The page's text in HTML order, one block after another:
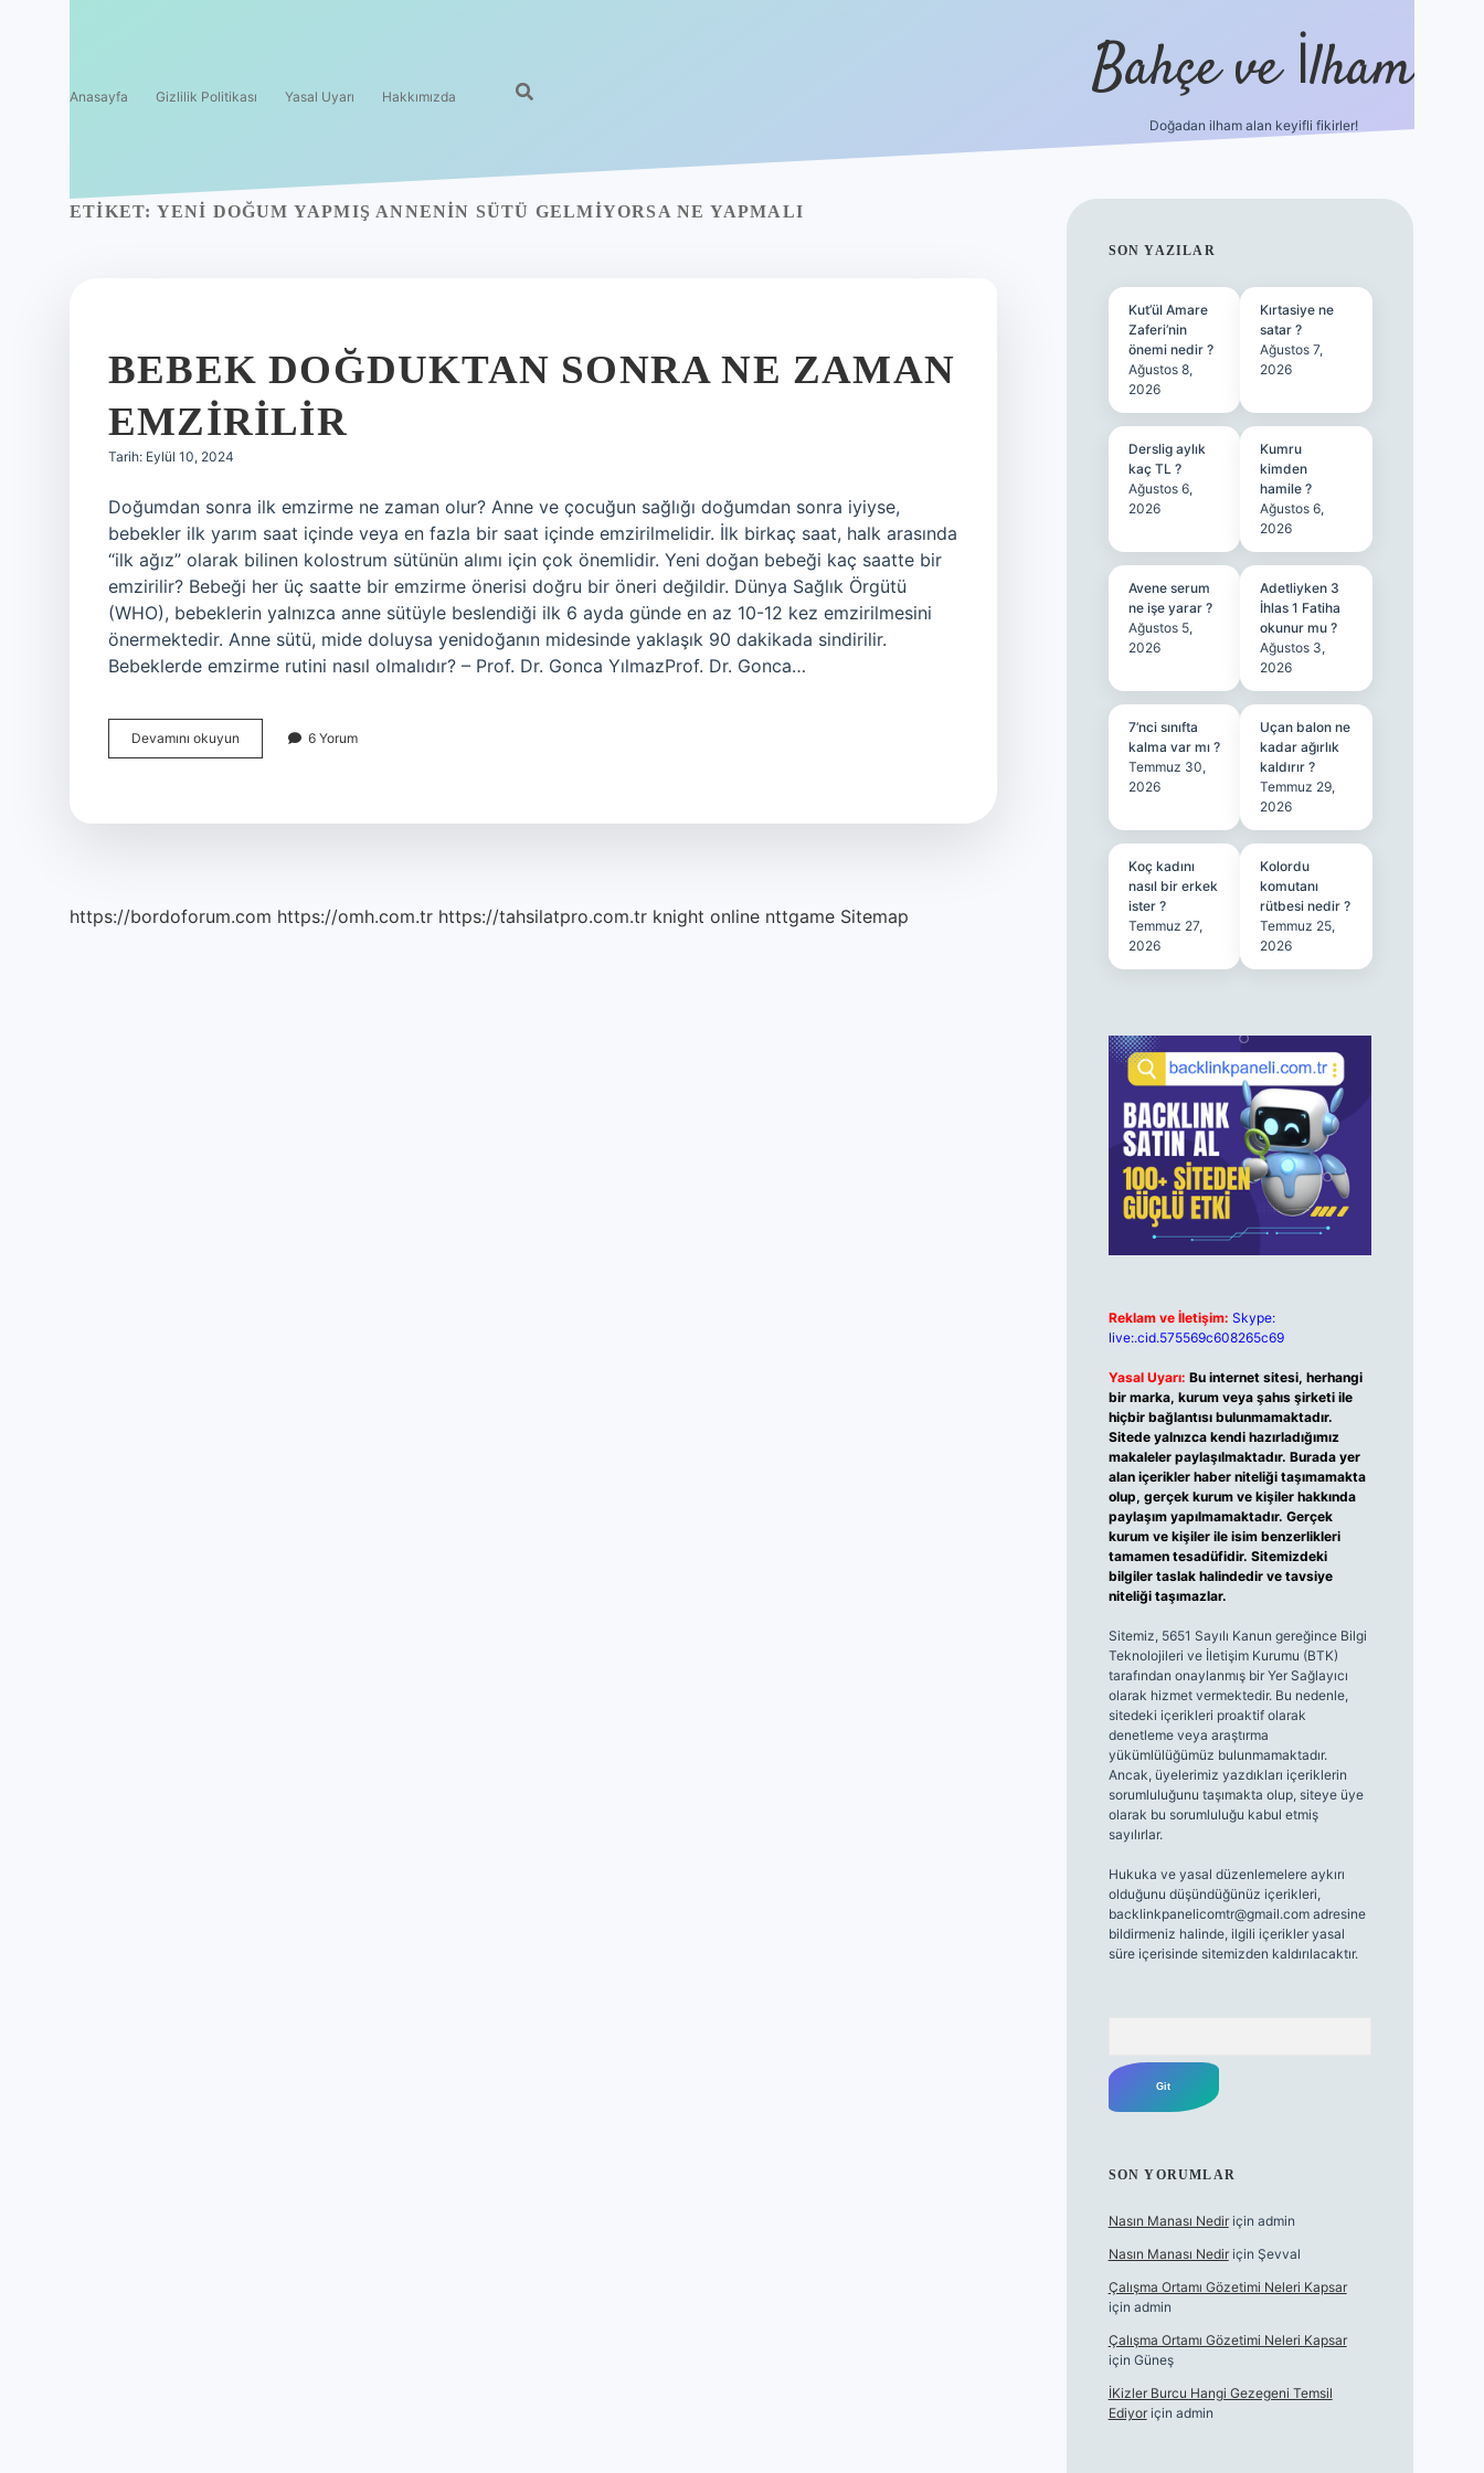
Anasayfa Gizlilik Politikası Yasal Uyarı Hakkımızda Bahçe ve İlham
Doğadan ilham alan keyifli fikirler!
ETIKET: YENI DOĞUM YAPMIŞ ANNENIN SÜTÜ GELMIYORSA NE YAPMALI
BEBEK DOĞDUKTAN SONRA NE ZAMAN
EMZIRILIR
Tarih: Eylül 10, 2024
Doğumdan sonra ilk emzirme ne zaman olur? Anne ve çocuğun sağlığı doğumdan sonra iyiyse,
bebekler ilk yarım saat içinde veya en fazla bir saat içinde emzirilmelidir. İlk birkaç saat, halk arasında
“ilk ağız” olarak bilinen kolostrum sütünün alımı için çok önemlidir. Yeni doğan bebeği kaç saatte bir
emzirilir? Bebeği her üç saatte bir emzirme önerisi doğru bir öneri değildir. Dünya Sağlık Örgütü
(WHO), bebeklerin yalnızca anne sütüyle beslendiği ilk 6 ayda günde en az 10-12 kez emzirilmesini
önermektedir. Anne sütü, mide doluysa yenidoğanın midesinde yaklaşık 90 dakikada sindirilir.
Bebeklerde emzirme rutini nasıl olmalıdır? – Prof. Dr. Gonca YılmazProf. Dr. Gonca…
Devamını okuyun
Doğduktan
6 Yorum
https://bordoforum.com https://omh.com.tr https://tahsilatpro.com.tr knight online nttgame Sitemap
SIDEBAR
SON YAZILAR
Kut’ül Amare
Zaferi’nin
önemi nedir ?
Ağustos 8,
2026
Kırtasiye ne
satar ?
Ağustos 7,
2026
Derslig aylık
kaç TL ?
Ağustos 6,
2026
Kumru
kimden
hamile ?
Ağustos 6,
2026
Avene serum
ne işe yarar ?
Ağustos 5,
2026
Adetliyken 3
İhlas 1 Fatiha
okunur mu ?
Ağustos 3,
2026
7’nci sınıfta
kalma var mı ?
Temmuz 30,
2026
Uçan balon ne
kadar ağırlık
kaldırır ?
Temmuz 29,
2026
Koç kadını
nasıl bir erkek
ister ?
Temmuz 27,
2026
Kolordu
komutanı
rütbesi nedir ?
Temmuz 25,
2026
Reklam ve İletişim: Skype:
live:.cid.575569c608265c69
Yasal Uyarı: Bu internet sitesi, herhangi
bir marka, kurum veya şahıs şirketi ile
hiçbir bağlantısı bulunmamaktadır.
Sitede yalnızca kendi hazırladığımız
makaleler paylaşılmaktadır. Burada yer
alan içerikler haber niteliği taşımamakta
olup, gerçek kurum ve kişiler hakkında
paylaşım yapılmamaktadır. Gerçek
kurum ve kişiler ile isim benzerlikleri
tamamen tesadüfidir. Sitemizdeki
bilgiler taslak halindedir ve tavsiye
niteliği taşımazlar.
Sitemiz, 5651 Sayılı Kanun gereğince Bilgi
Teknolojileri ve İletişim Kurumu (BTK)
tarafından onaylanmış bir Yer Sağlayıcı
olarak hizmet vermektedir. Bu nedenle,
sitedeki içerikleri proaktif olarak
denetleme veya araştırma
yükümlülüğümüz bulunmamaktadır.
Ancak, üyelerimiz yazdıkları içeriklerin
sorumluluğunu taşımakta olup, siteye üye
olarak bu sorumluluğu kabul etmiş
sayılırlar.
Hukuka ve yasal düzenlemelere aykırı
olduğunu düşündüğünüz içerikleri,
backlinkpanelicomtr@gmail.comadresine
bildirmeniz halinde, ilgili içerikler yasal
süre içerisinde sitemizden kaldırılacaktır.
SON YORUMLAR
Nasın Manası Nediriçin admin
Nasın Manası Nediriçin Şevval
Çalışma Ortamı Gözetimi Neleri Kapsar
için admin
Çalışma Ortamı Gözetimi Neleri Kapsar
için Güneş
İKizler Burcu Hangi Gezegeni Temsil
Ediyoriçin admin